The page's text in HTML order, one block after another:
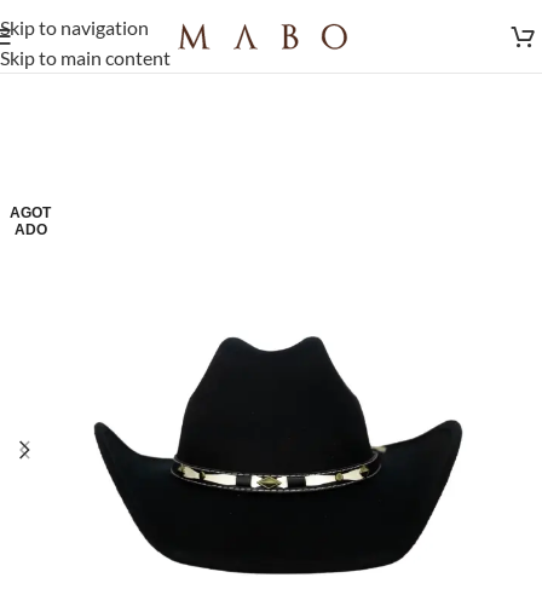
Skip to navigation
Skip to main content
AGOT
ADO